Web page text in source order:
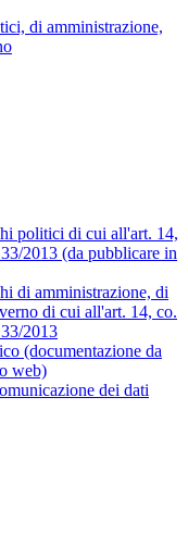
di amministrazione,
politici di cui all'art. 14,
2013 (da pubblicare in
di amministrazione, di
di cui all'art. 14, co.
2013
(documentazione da
web)
dei dati